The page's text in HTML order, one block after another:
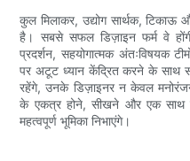
कुल मिलाकर, उद्योग सार्थक, टिकाऊ
है। सबसे सफल डिज़ाइन फर्म वे
प्रदर्शन, सहयोगात्मक अंतःविषयक
पर अटूट ध्यान केंद्रित करने के साथ
रहेंगे, उनके डिज़ाइनर न केवल
के एकत्र होने, सीखने और एक साथ
महत्वपूर्ण भूमिका निभाएंगे।